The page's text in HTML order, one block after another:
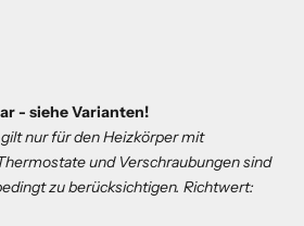
- siehe Varianten!
nur für den Heizkörper mit
und Verschraubungen sind
zu berücksichtigen. Richtwert: